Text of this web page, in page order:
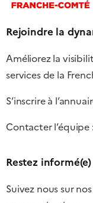
Rejoindre la
Améliorez la
services de la
S’inscrire à
Contacter l’équipe :
Restez informé(e)
Suivez nous sur